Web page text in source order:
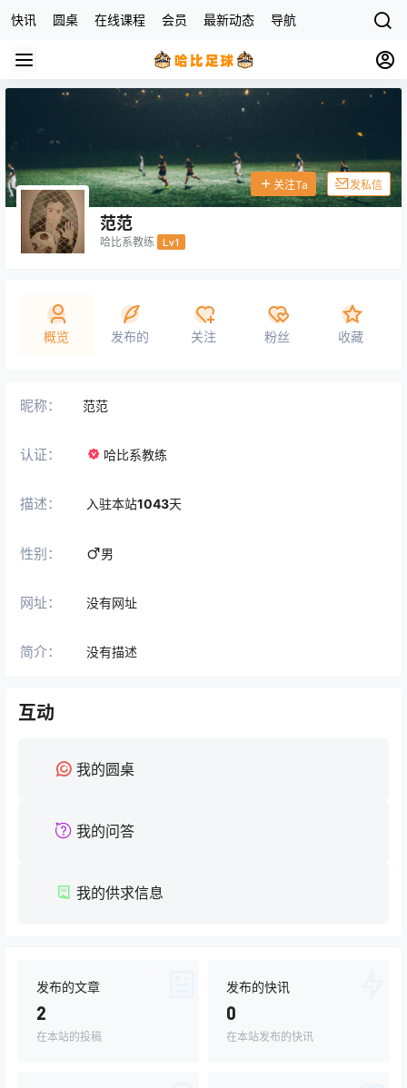
快讯 圆桌 在线课程 会员 最新动态 导航
范范
哈比系教练 Lv1
关注Ta 发私信
概览 发布的 关注 粉丝 收藏
昵称： 范范
认证： 哈比系教练
描述： 入驻本站1043天
性别： 男
网址： 没有网址
简介： 没有描述
互动
我的圆桌
我的问答
我的供求信息
发布的文章
2
在本站的投稿
发布的快讯
0
在本站发布的快讯